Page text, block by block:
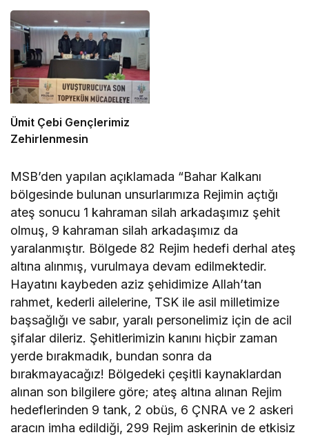
Ümit Çebi Gençlerimiz
Zehirlenmesin
MSB’den yapılan açıklamada “Bahar Kalkanı
bölgesinde bulunan unsurlarımıza Rejimin açtığı
ateş sonucu 1 kahraman silah arkadaşımız şehit
olmuş, 9 kahraman silah arkadaşımız da
yaralanmıştır. Bölgede 82 Rejim hedefi derhal ateş
altına alınmış, vurulmaya devam edilmektedir.
Hayatını kaybeden aziz şehidimize Allah’tan
rahmet, kederli ailelerine, TSK ile asil milletimize
başsağlığı ve sabır, yaralı personelimiz için de acil
şifalar dileriz. Şehitlerimizin kanını hiçbir zaman
yerde bırakmadık, bundan sonra da
bırakmayacağız! Bölgedeki çeşitli kaynaklardan
alınan son bilgilere göre; ateş altına alınan Rejim
hedeflerinden 9 tank, 2 obüs, 6 ÇNRA ve 2 askeri
aracın imha edildiği, 299 Rejim askerinin de etkisiz